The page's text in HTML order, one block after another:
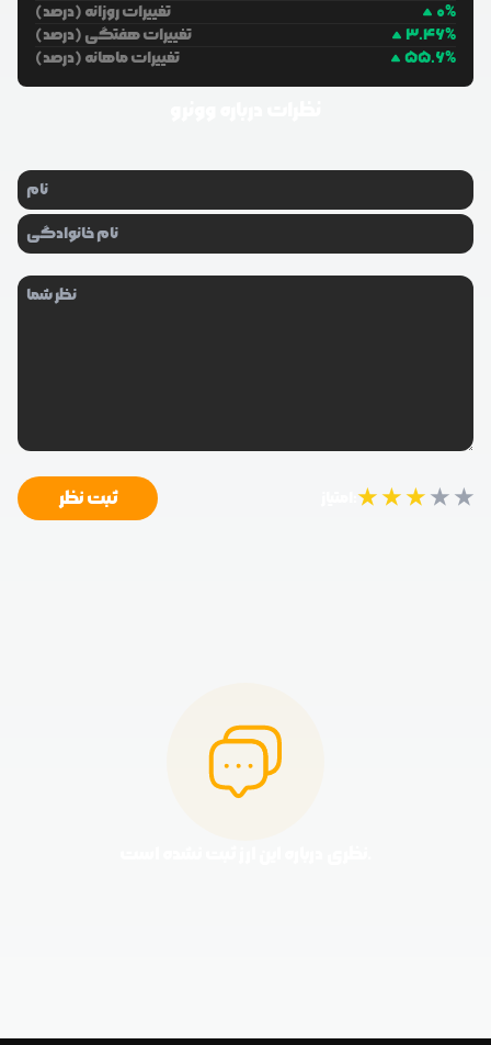
تغییرات روزانه (درصد)
0%
تغییرات هفتگی (درصد)
3.46%
تغییرات ماهانه (درصد)
55.6%
★★★★★ ثبت نظر